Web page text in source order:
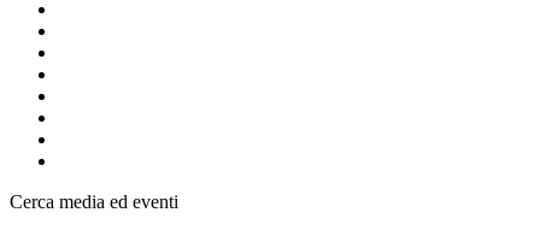
Cerca media ed eventi